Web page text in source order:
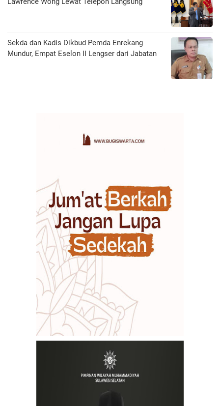
Sekda dan Kadis Dikbud Pemda Enrekang
Mundur, Empat Eselon II Lengser dari Jabatan